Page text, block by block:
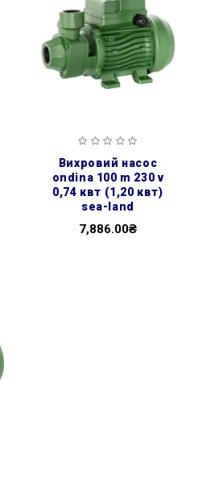
вихровий насос
ondina 100 m 230 v
0,74 квт (1,20 квт)
sea-land
7,886.00₴